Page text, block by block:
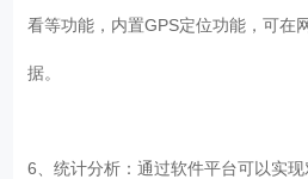
看等功能，内置GPS定位功能，可在
据。
6、统计分析：通过软件平台可以实